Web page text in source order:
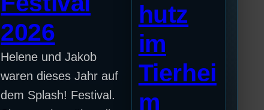
2026
Helene und Jakob
waren dieses Jahr auf
dem Splash! Festival.
hutz
im
Tierhei
m